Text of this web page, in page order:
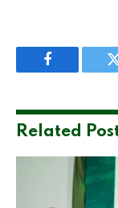
Facebook
Related